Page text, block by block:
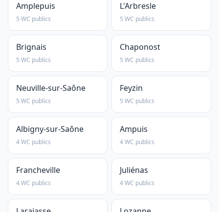
Amplepuis
5 WC publics
L'Arbresle
5 WC publics
Brignais
5 WC publics
Chaponost
5 WC publics
Neuville-sur-Saône
5 WC publics
Feyzin
5 WC publics
Albigny-sur-Saône
4 WC publics
Ampuis
4 WC publics
Francheville
4 WC publics
Juliénas
4 WC publics